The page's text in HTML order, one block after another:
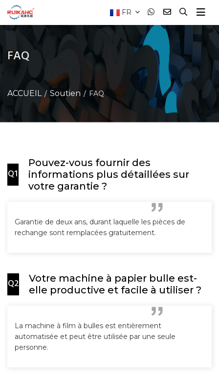
FR
FAQ
ACCUEIL Soutien FAQ
Q1
Pouvez-vous fournir des
informations plus détaillées sur
votre garantie ?
Garantie de deux ans, durant laquelle les pièces de
rechange sont remplacées gratuitement.
Q2
Votre machine à papier bulle est-
elle productive et facile à utiliser ?
La machine à film à bulles est entièrement
automatisée et peut être utilisée par une seule
personne.